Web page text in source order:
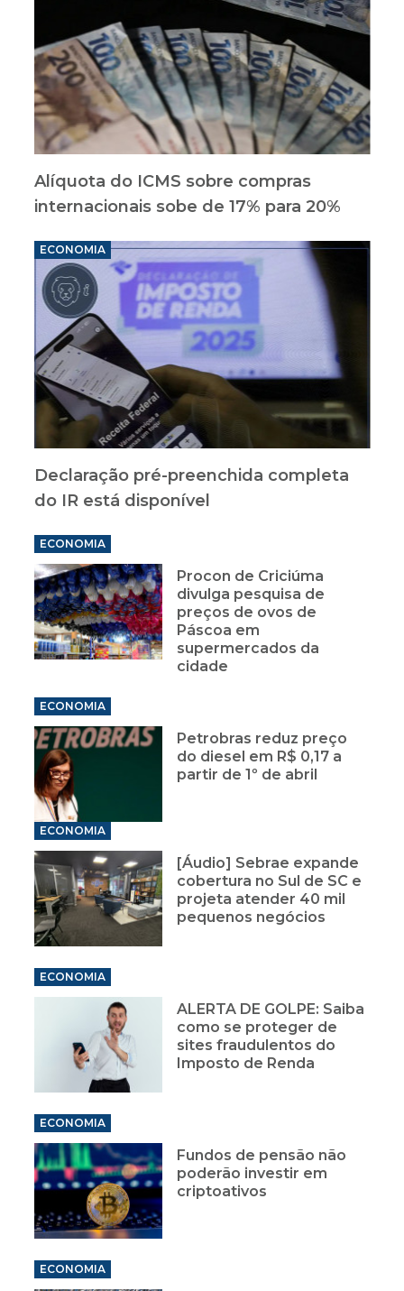
Alíquota do ICMS sobre compras
internacionais sobe de 17% para 20%
ECONOMIA
Declaração pré-preenchida completa
do IR está disponível
ECONOMIA
Procon de Criciúma
divulga pesquisa de
preços de ovos de
Páscoa em
supermercados da
cidade
ECONOMIA
Petrobras reduz preço
do diesel em R$ 0,17 a
partir de 1º de abril
ECONOMIA
[Áudio] Sebrae expande
cobertura no Sul de SC e
projeta atender 40 mil
pequenos negócios
ECONOMIA
ALERTA DE GOLPE: Saiba
como se proteger de
sites fraudulentos do
Imposto de Renda
ECONOMIA
Fundos de pensão não
poderão investir em
criptoativos
ECONOMIA